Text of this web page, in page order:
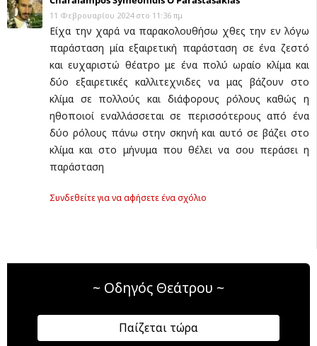
11 Φεβρουαρίου 2024 στο 11:36 πμ
Είχα την χαρά να παρακολουθήσω χθες την εν λόγω
παράσταση μία εξαιρετική παράσταση σε ένα ζεστό
και ευχαριστώ θέατρο με ένα πολύ ωραίο κλίμα και
δύο εξαιρετικές καλλιτεχνιδες να μας βάζουν στο
κλίμα σε πολλούς και διάφορους ρόλους καθώς η
ηθοποιοί εναλλάσσεται σε περισσότερους από ένα
δύο ρόλους πάνω στην σκηνή και αυτό σε βάζει στο
κλίμα και στο μήνυμα που θέλει να σου περάσει η
παράσταση
Συνδεθείτε για να αφήσετε ένα σχόλιο
~ Οδηγός Θεάτρου ~
Παίζεται τώρα